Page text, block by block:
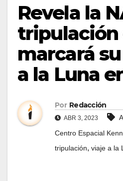
Revela la
tripulación
marcará
a la Luna
Por Redacción
ABR 3, 2023
Centro Espacial
tripulación, viaje a la